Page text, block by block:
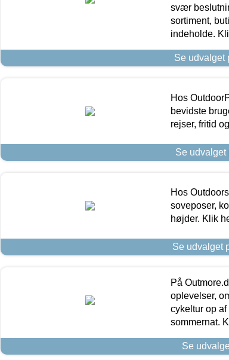
svær
sortiment,
indeholde.
Se udvalget
Hos
bevidste
rejser, fritid
Se udvalget
Hos
soveposer,
højder. Klik
Se udvalget
På
oplevelser,
cykeltur op
sommernat.
Se